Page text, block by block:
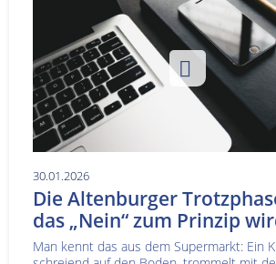
30.01.2026
Die Altenburger
das „Nein“ zum Prinzip
Man kennt das aus dem Supermarkt: Ein